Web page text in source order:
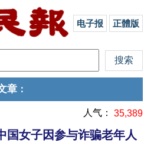
电子报 正體版
章 ：
人气： 35,389
国女子因参与诈骗老年人